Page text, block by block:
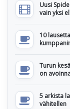
Uusi
vain yksi
10
Turun
on
5 arkista
vähitellen